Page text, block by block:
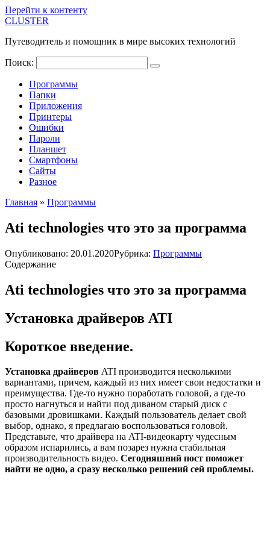
Перейти к контенту
CLUSTER
Путеводитель и помощник в мире высоких технологий
Поиск:
Программы
Папки
Приложения
Принтеры
Ошибки
Пароли
Планшет
Смартфоны
Сайты
Разное
Главная » Программы
Ati technologies что это за программа
Опубликовано: 20.01.2020Рубрика: Программы
Содержание
Ati technologies что это за программа
Установка драйверов ATI
Короткое введение.
Установка драйверов ATI производится несколькими
вариантами, причем, каждый из них имеет свои недостатки и
преимущества. Где-то нужно поработать головой, а где-то
просто нагнуться и найти под диваном старый диск с
базовыми дровишками. Каждый пользователь делает свой
выбор, однако, я предлагаю воспользоваться головой.
Представьте, что драйвера на ATI-видеокарту чудесным
образом испарились, а вам позарез нужна стабильная
производительность видео. Сегодняшний пост поможет
найти не одно, а сразу несколько решений сей проблемы.